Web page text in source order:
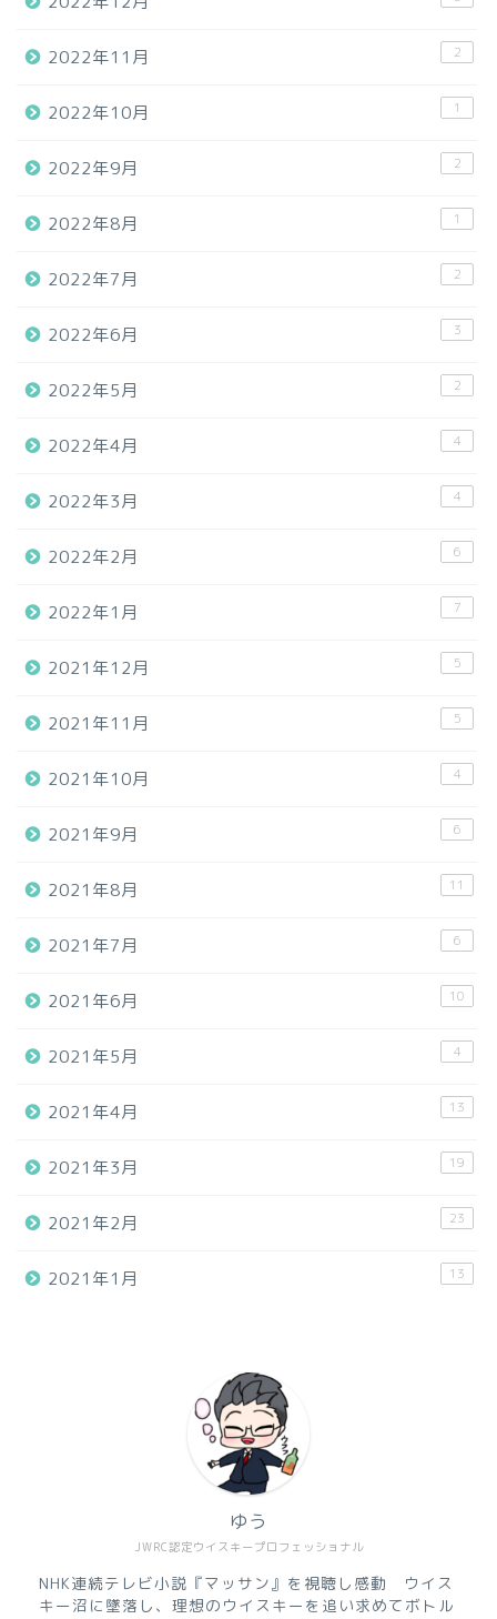
2022年11月 2
2022年10月 1
2022年9月 2
2022年8月 1
2022年7月 2
2022年6月 3
2022年5月 2
2022年4月 4
2022年3月 4
2022年2月 6
2022年1月 7
2021年12月 5
2021年11月 5
2021年10月 4
2021年9月 6
2021年8月 11
2021年7月 6
2021年6月 10
2021年5月 4
2021年4月 13
2021年3月 19
2021年2月 23
2021年1月 13
JWRC認定ウイスキープロフェッショナル
ゆう
NHK連続テレビ小説『マッサン』を視聴し感動 ウイス
キー沼に墜落し、理想のウイスキーを追い求めてボトル